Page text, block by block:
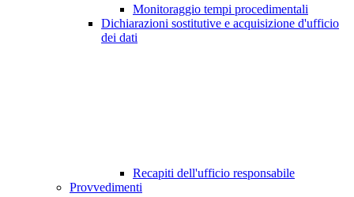
Monitoraggio tempi procedimentali
Dichiarazioni sostitutive e acquisizione d'ufficio
dei dati
Recapiti dell'ufficio responsabile
Provvedimenti